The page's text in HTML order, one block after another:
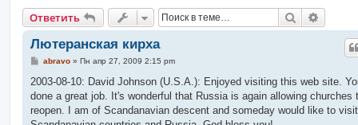
Ответить Поиск
Лютеранская кирха
С
о
щ
е
abravo» Пн апр 27, 2009 2:15 pm
2003-08-10: David Johnson (U.S.A.): Enjoyed visiting this web site.
done a great job. It's wonderful that Russia is again allowing churches
reopen. I am of Scandanavian descent and someday would like to